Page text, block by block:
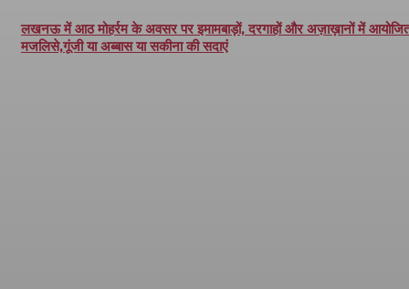
लखनऊ में आठ मोहर्रम के अवसर पर इमामबाड़ों, दरगाहों और अज़ाख़ानों में
मजलिसे,गूंजी या अब्बास या सकीना की सदाएं